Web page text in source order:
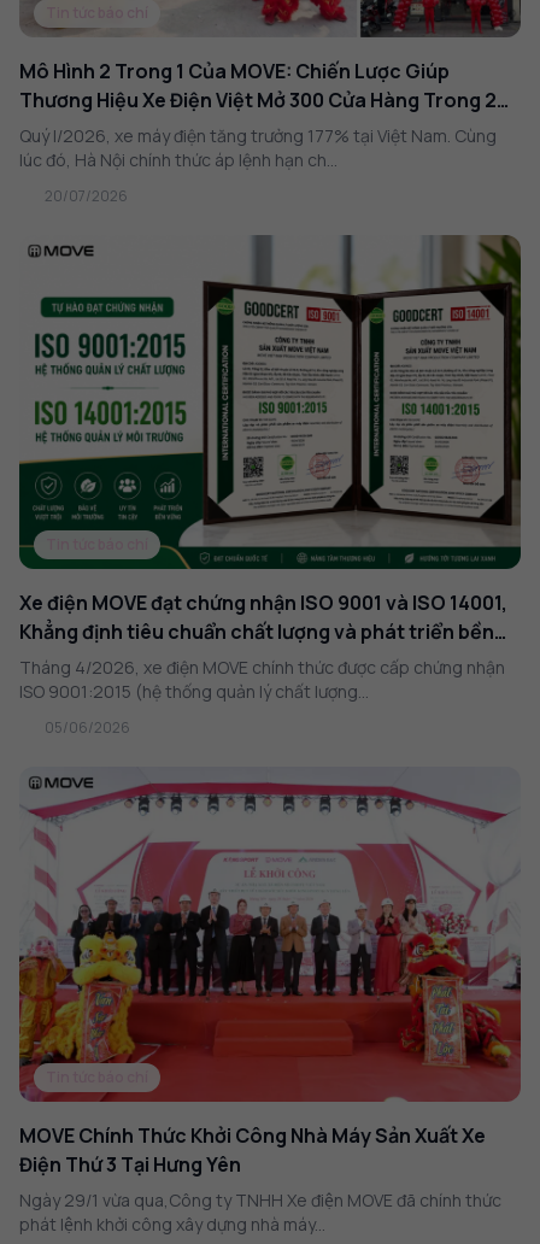
Tin tức báo chí
Mô Hình 2 Trong 1 Của MOVE: Chiến Lược Giúp
Thương Hiệu Xe Điện Việt Mở 300 Cửa Hàng Trong 2
Năm
Quý I/2026, xe máy điện tăng trưởng 177% tại Việt Nam. Cùng
lúc đó, Hà Nội chính thức áp lệnh hạn ch...
20/07/2026
Xe điện MOVE đạt chứng nhận ISO 9001 và ISO 14001,
Khẳng định tiêu chuẩn chất lượng và phát triển bền
vững
Tháng 4/2026, xe điện MOVE chính thức được cấp chứng nhận
ISO 9001:2015 (hệ thống quản lý chất lượng...
05/06/2026
MOVE Chính Thức Khởi Công Nhà Máy Sản Xuất Xe
Điện Thứ 3 Tại Hưng Yên
Ngày 29/1 vừa qua,Công ty TNHH Xe điện MOVE đã chính thức
phát lệnh khởi công xây dựng nhà máy...